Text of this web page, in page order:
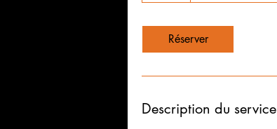
Réserver
Description du service